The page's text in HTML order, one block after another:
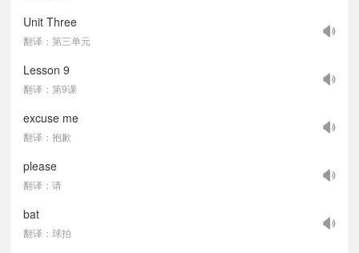
Unit Three
翻译：第三单元
Lesson 9
翻译：第9课
excuse me
翻译：抱歉
please
翻译：请
bat
翻译：球拍